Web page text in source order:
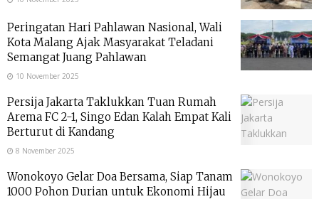
Peringatan Hari Pahlawan Nasional, Wali
Kota Malang Ajak Masyarakat Teladani
Semangat Juang Pahlawan
10 November 2025
Persija Jakarta Taklukkan Tuan Rumah
Arema FC 2-1, Singo Edan Kalah Empat Kali
Berturut di Kandang
8 November 2025
Wonokoyo Gelar Doa Bersama, Siap Tanam
1000 Pohon Durian untuk Ekonomi Hijau